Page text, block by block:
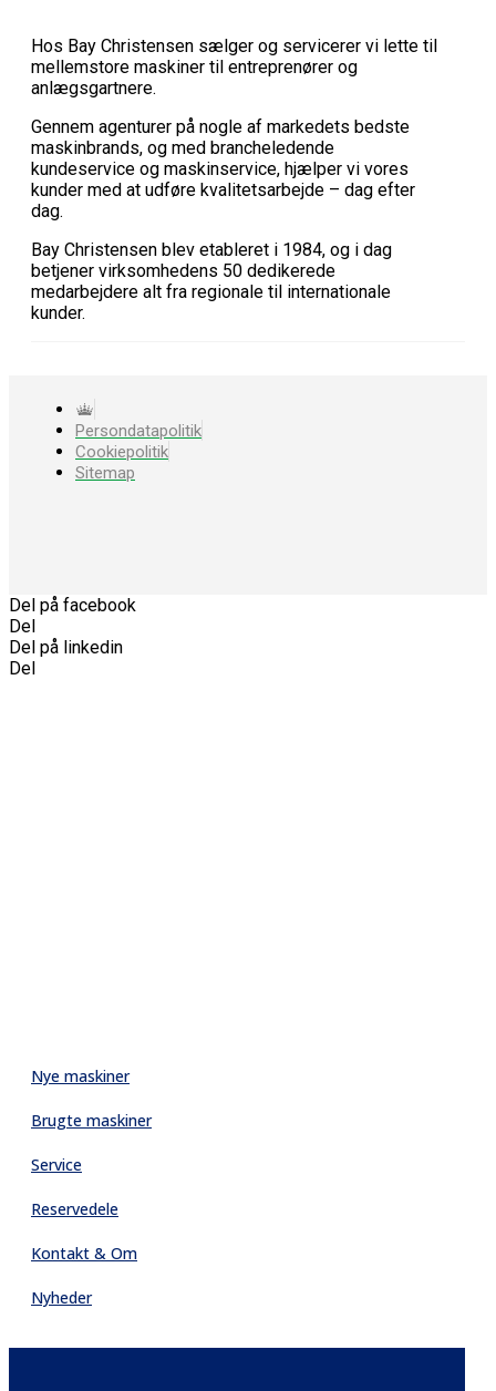
Hos Bay Christensen sælger og servicerer vi lette til
mellemstore maskiner til entreprenører og
anlægsgartnere.
Gennem agenturer på nogle af markedets bedste
maskinbrands, og med brancheledende
kundeservice og maskinservice, hjælper vi vores
kunder med at udføre kvalitetsarbejde – dag efter
dag.
Bay Christensen blev etableret i 1984, og i dag
betjener virksomhedens 50 dedikerede
medarbejdere alt fra regionale til internationale
kunder.
Persondatapolitik
Cookiepolitik
Sitemap
Del på facebook
Del
Del på linkedin
Del
Nye maskiner
Brugte maskiner
Service
Reservedele
Kontakt & Om
Nyheder